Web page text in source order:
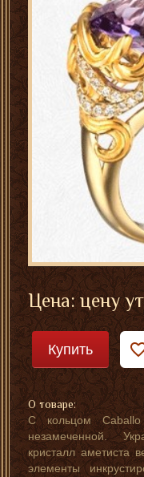
Цена: цену
Купить
О товаре:
С кольцом
незамеченной.
кристалл аметиста
элементы